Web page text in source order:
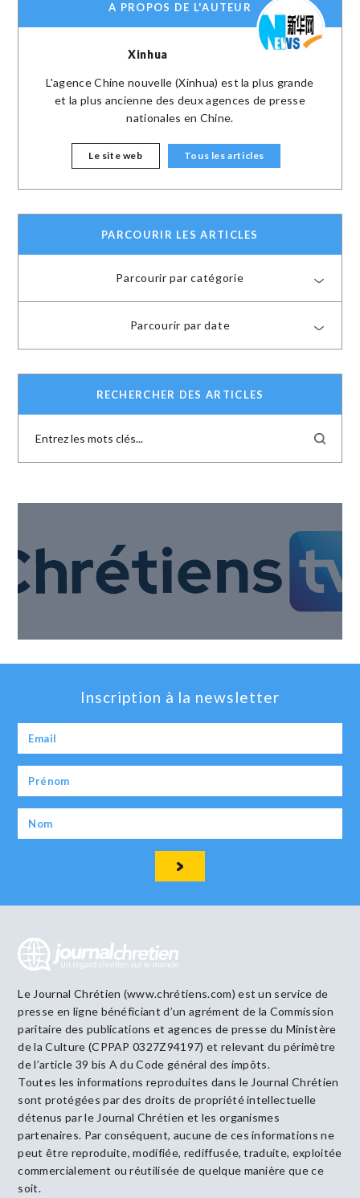
A PROPOS DE L'AUTEUR
Xinhua
L'agence Chine nouvelle (Xinhua) est la plus grande
et la plus ancienne des deux agences de presse
nationales en Chine.
Le site web Tous les articles
PARCOURIR LES ARTICLES
Parcourir par catégorie
Parcourir par date
RECHERCHER DES ARTICLES
Inscription à la newsletter
Le Journal Chrétien (www.chrétiens.com) est un service de
presse en ligne bénéficiant d’un agrément de la Commission
paritaire des publications et agences de presse du Ministère
de la Culture (CPPAP 0327Z94197) et relevant du périmètre
de l’article 39 bis A du Code général des impôts.
Toutes les informations reproduites dans le Journal Chrétien
sont protégées par des droits de propriété intellectuelle
détenus par le Journal Chrétien et les organismes
partenaires. Par conséquent, aucune de ces informations ne
peut être reproduite, modifiée, rediffusée, traduite, exploitée
commercialement ou réutilisée de quelque manière que ce
soit.